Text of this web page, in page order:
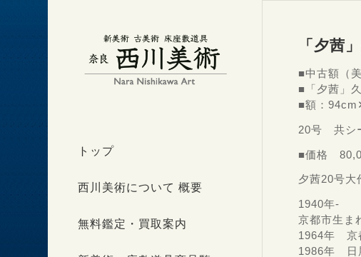
トップ
西川美術について 概要
無料鑑定・買取案内
「夕茜
■中古額（
■「夕茜」
■額：
20号 共シ
■価格
夕茜20号大
1940年-
京都市生ま
1964年 京
1986年 日